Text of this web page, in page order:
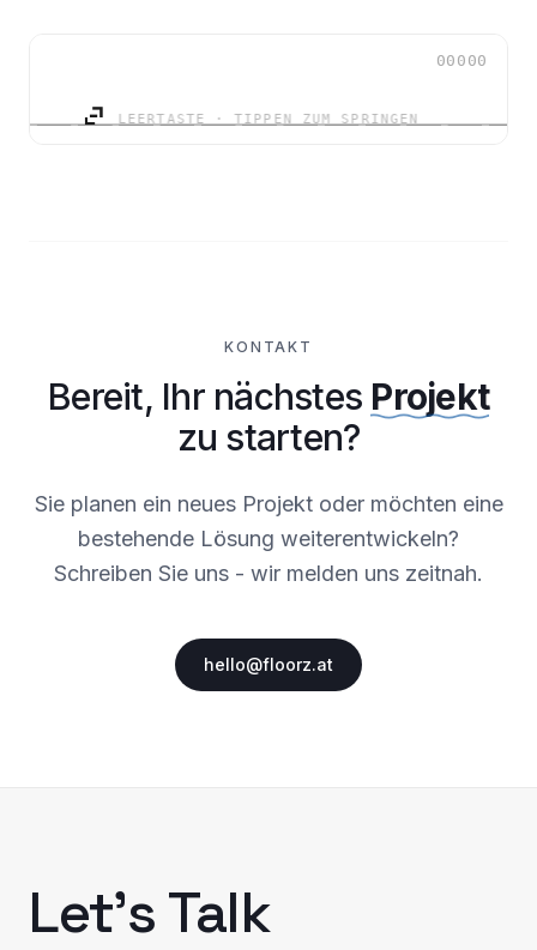
LEERTASTE · TIPPEN ZUM SPRINGEN
00000
KONTAKT
Bereit, Ihr nächstes Projekt
zu starten?
Sie planen ein neues Projekt oder möchten eine
bestehende Lösung weiterentwickeln?
Schreiben Sie uns - wir melden uns zeitnah.
hello@floorz.at
Let's Talk